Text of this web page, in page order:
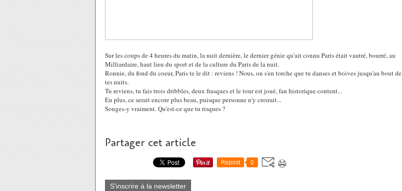
Sur les coups de 4 heures du matin, la nuit dernière, le dernier génie qu'ait connu Paris était vautré, bourré, au
Milliardaire, haut lieu du sport et de la culture du Paris de la nuit.
Ronnie, du fond du coeur, Paris te le dit : reviens ! Nous, on s'en torche que tu danses et boives jusqu'au bout de
tes nuits.
Tu reviens, tu fais trois dribbles, deux frasques et le tour est joué, fan historique content...
En plus, ce serait encore plus beau, puisque personne n'y croirait...
Songes-y vraiment. Qu'est-ce que tu risques ?
Partager cet article
Repost 0
S'inscrire à la newsletter